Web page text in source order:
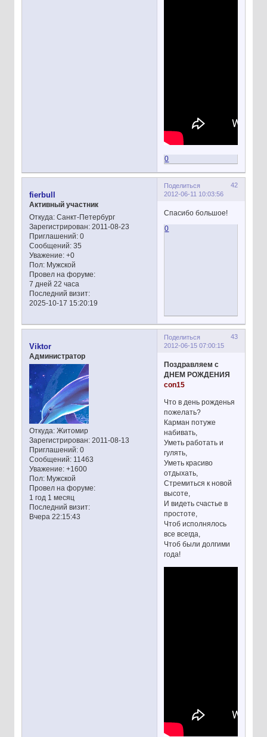
0
Поделиться
42
2012-06-11 10:03:56
fierbull
Активный участник
Откуда:Санкт-Петербург
Зарегистрирован: 2011-08-23
Приглашений:0
Сообщений:35
Уважение: +0
Пол:Мужской
Провел на форуме:
7 дней 22 часа
Последний визит:
2025-10-17 15:20:19
Спасибо большое!
0
Поделиться
43
2012-06-15 07:00:15
Viktor
Администратор
Откуда:Житомир
Зарегистрирован: 2011-08-13
Приглашений:0
Сообщений:11463
Уважение: +1600
Пол:Мужской
Провел на форуме:
1 год 1 месяц
Последний визит:
Вчера 22:15:43
Поздравляем с
ДНЕМ РОЖДЕНИЯ
con15
Что в день рожденья
пожелать?
Карман потуже
набивать,
Уметь работать и
гулять,
Уметь красиво
отдыхать,
Стремиться к новой
высоте,
И видеть счастье в
простоте,
Чтоб исполнялось
все всегда,
Чтоб были долгими
года!